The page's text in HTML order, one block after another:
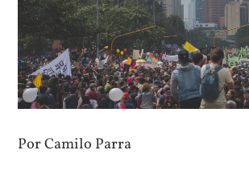
Por Camilo Parra